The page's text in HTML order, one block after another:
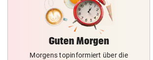
Guten Morgen
Morgens topinformiert über die